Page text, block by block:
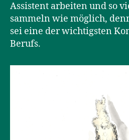
Assistent arbeiten und so
sammeln wie möglich,
sei eine der wichtigsten
Berufs.